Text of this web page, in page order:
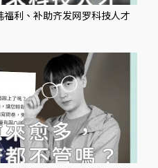
利、补助齐发网罗科技人才